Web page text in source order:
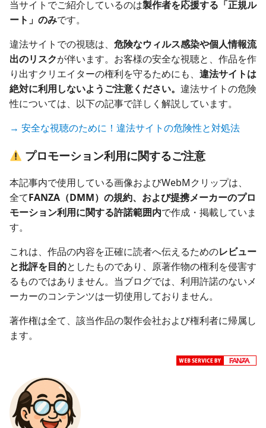
当サイトでご紹介しているのは製作者を応援する「正規ル
ート」のみです。
違法サイトでの視聴は、 危険なウィルス感染や個人情報流
出のリスクが伴います。お客様の安全な視聴と、作品を作
り出すクリエイターの権利を守るためにも、 違法サイトは
絶対に利用しないようご注意ください。 違法サイトの危険
性については、以下の記事で詳しく解説しています。
→ 安全な視聴のために！違法サイトの危険性と対処法
プロモーション利用に関するご注意
本記事内で使用している画像およびWebMクリップは、
全てFANZA（DMM）の規約、および提携メーカーのプロ
モーション利用に関する許諾範囲内で作成・掲載していま
す。
これは、作品の内容を正確に読者へ伝えるためのレビュー
と批評を目的としたものであり、原著作物の権利を侵害す
るものではありません。当ブログでは、利用許諾のないメ
ーカーのコンテンツは一切使用しておりません。
著作権は全て、該当作品の製作会社および権利者に帰属し
ます。